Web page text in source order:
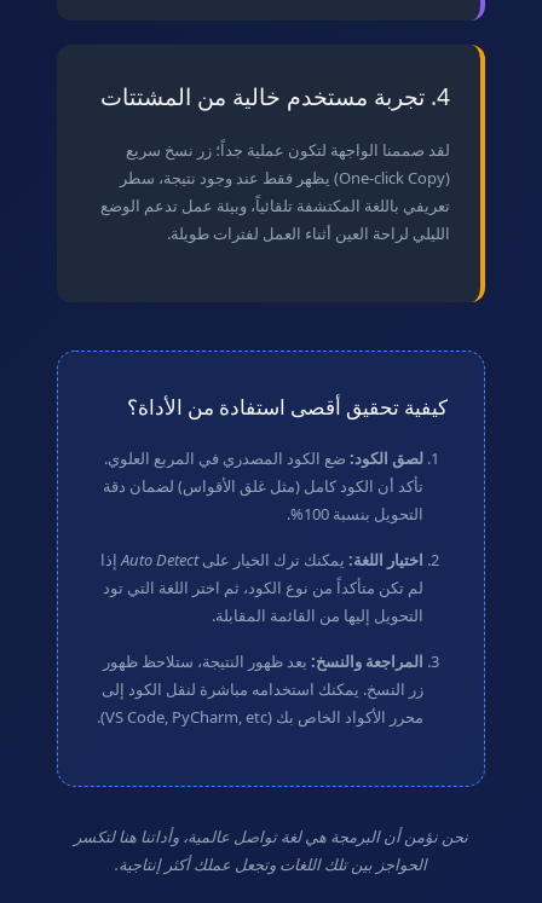
4. تجربة مستخدم خالية من المشتتات
لقد صممنا الواجهة لتكون عملية جداً؛ زر نسخ سريع
(One-click Copy) يظهر فقط عند وجود نتيجة، سطر
تعريفي باللغة المكتشفة تلقائياً، وبيئة عمل تدعم الوضع
الليلي لراحة العين أثناء العمل لفترات طويلة.
كيفية تحقيق أقصى استفادة من الأداة؟
لصق الكود: ضع الكود المصدري في المربع العلوي.
تأكد أن الكود كامل (مثل غلق الأقواس) لضمان دقة
التحويل بنسبة 100%.
اختيار اللغة: يمكنك ترك الخيار علىAuto Detectإذا
لم تكن متأكداً من نوع الكود، ثم اختر اللغة التي تود
التحويل إليها من القائمة المقابلة.
المراجعة والنسخ: بعد ظهور النتيجة، ستلاحظ ظهور
زر النسخ. يمكنك استخدامه مباشرة لنقل الكود إلى
محرر الأكواد الخاص بك (VS Code, PyCharm, etc).
نحن نؤمن أن البرمجة هي لغة تواصل عالمية، وأداتنا هنا لتكسر
الحواجز بين تلك اللغات وتجعل عملك أكثر إنتاجية.